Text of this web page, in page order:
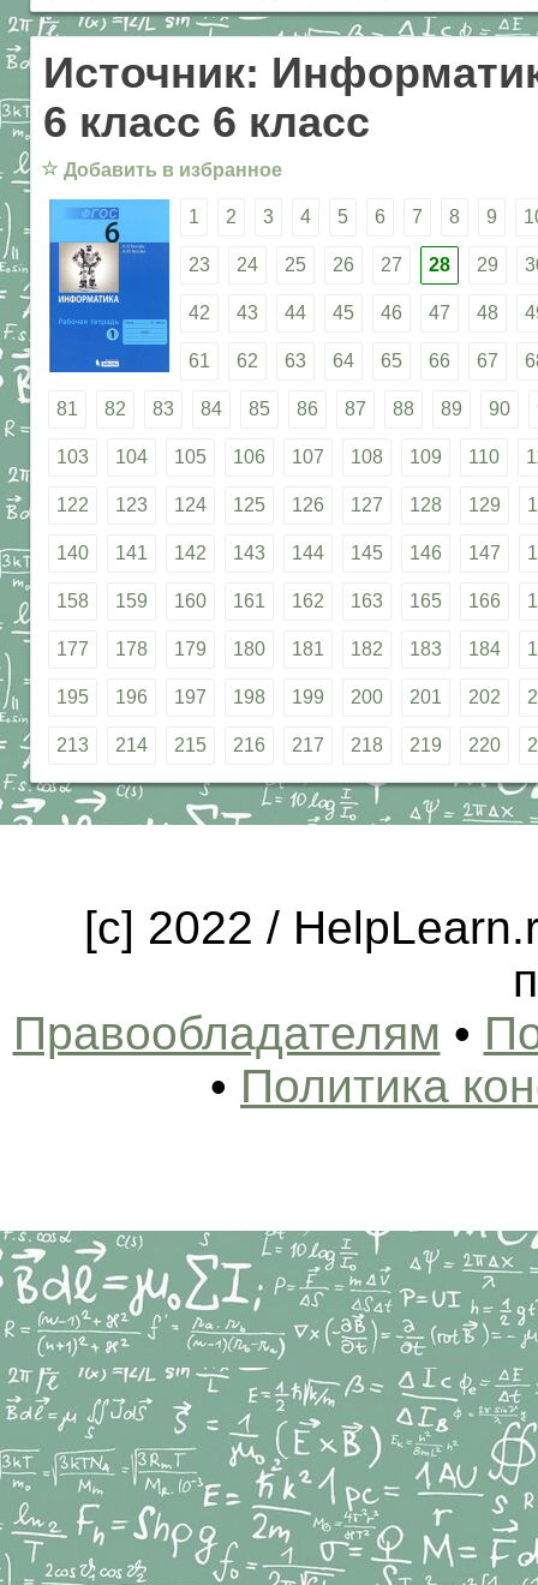
Источник:
6 класс 6 класс
☆ Добавить в избранное
1 2 3 4 5 6 7 8 9
23 24 25 26 27 28 29
42 43 44 45 46 47 48
61 62 63 64 65 66 67
81 82 83 84 85 86 87 88 89 90
103 104 105 106 107 108 109 110
122 123 124 125 126 127 128 129
140 141 142 143 144 145 146 147
158 159 160 161 162 163 165 166
177 178 179 180 181 182 183 184
195 196 197 198 199 200 201 202
213 214 215 216 217 218 219 220
[c] 2022 /
Правообладателям •
• Политика